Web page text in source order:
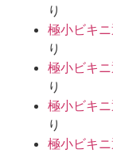
り
極小ビキ
り
極小ビキ
り
極小ビキ
り
極小ビキ